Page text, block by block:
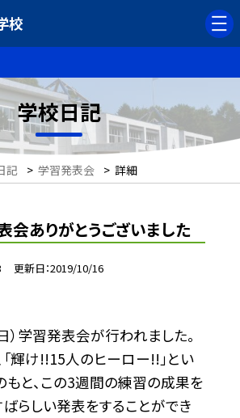
校
学校日記
記 > 学習発表会 > 詳細
会ありがとうございました
更新日 2019/10/16
）学習発表会が行われました。
輝け!!15人のヒーロー!!」とい
もと、この3週間の練習の成果を
らしい発表をすることができ